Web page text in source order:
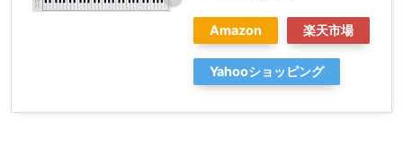
Amazon 楽天市場
Yahooショッピング